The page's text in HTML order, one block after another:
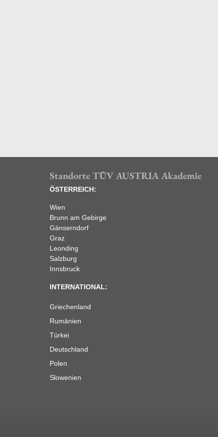
Standorte TÜV AUSTRIA Akademie
ÖSTERREICH:
Wien
Brunn am Gebirge
Gänserndorf
Graz
Leonding
Salzburg
Innsbruck
INTERNATIONAL:
Griechenland
Rumänien
Türkei
Deutschland
Polen
Slowenien